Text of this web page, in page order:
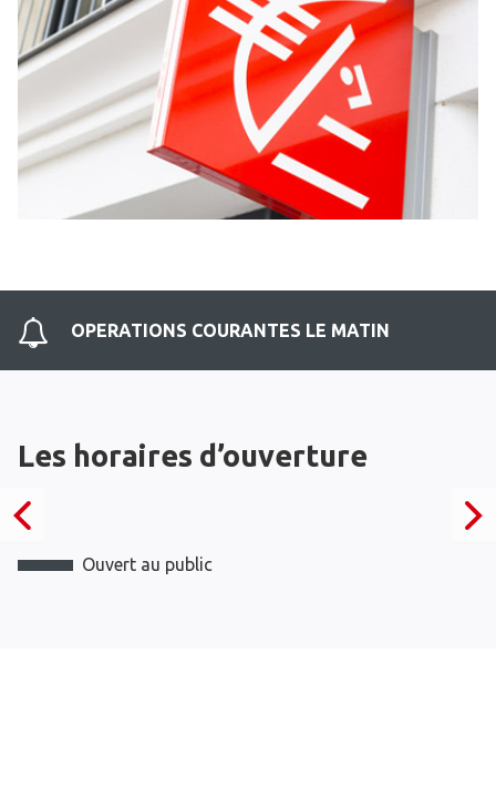
OPERATIONS COURANTES LE MATIN
Les horaires d’ouverture
Ouvert au public